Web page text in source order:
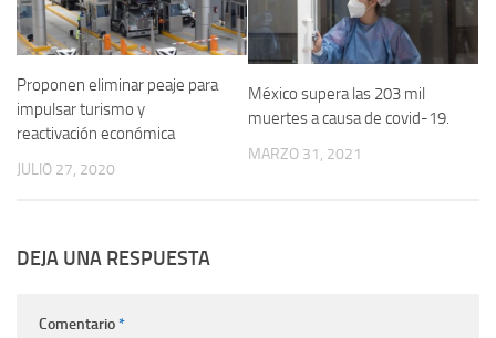
Proponen eliminar peaje para
impulsar turismo y
reactivación económica
JULIO 27, 2020
México supera las 203 mil
muertes a causa de covid-19.
MARZO 31, 2021
DEJA UNA RESPUESTA
Comentario*